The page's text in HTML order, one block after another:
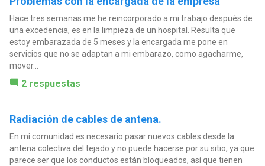
Hace tres semanas me he reincorporado a mi trabajo después de
una excedencia, es en la limpieza de un hospital. Resulta que
estoy embarazada de 5 meses y la encargada me pone en
servicios que no se adaptan a mi embarazo, como agacharme,
mover...
2 respuestas
Radiación de cables de antena.
En mi comunidad es necesario pasar nuevos cables desde la
antena colectiva del tejado y no puede hacerse por su sitio, ya que
parece ser que los conductos están bloqueados, así que tienen